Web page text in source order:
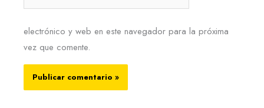
electrónico y web en este navegador para la próxima
vez que comente.